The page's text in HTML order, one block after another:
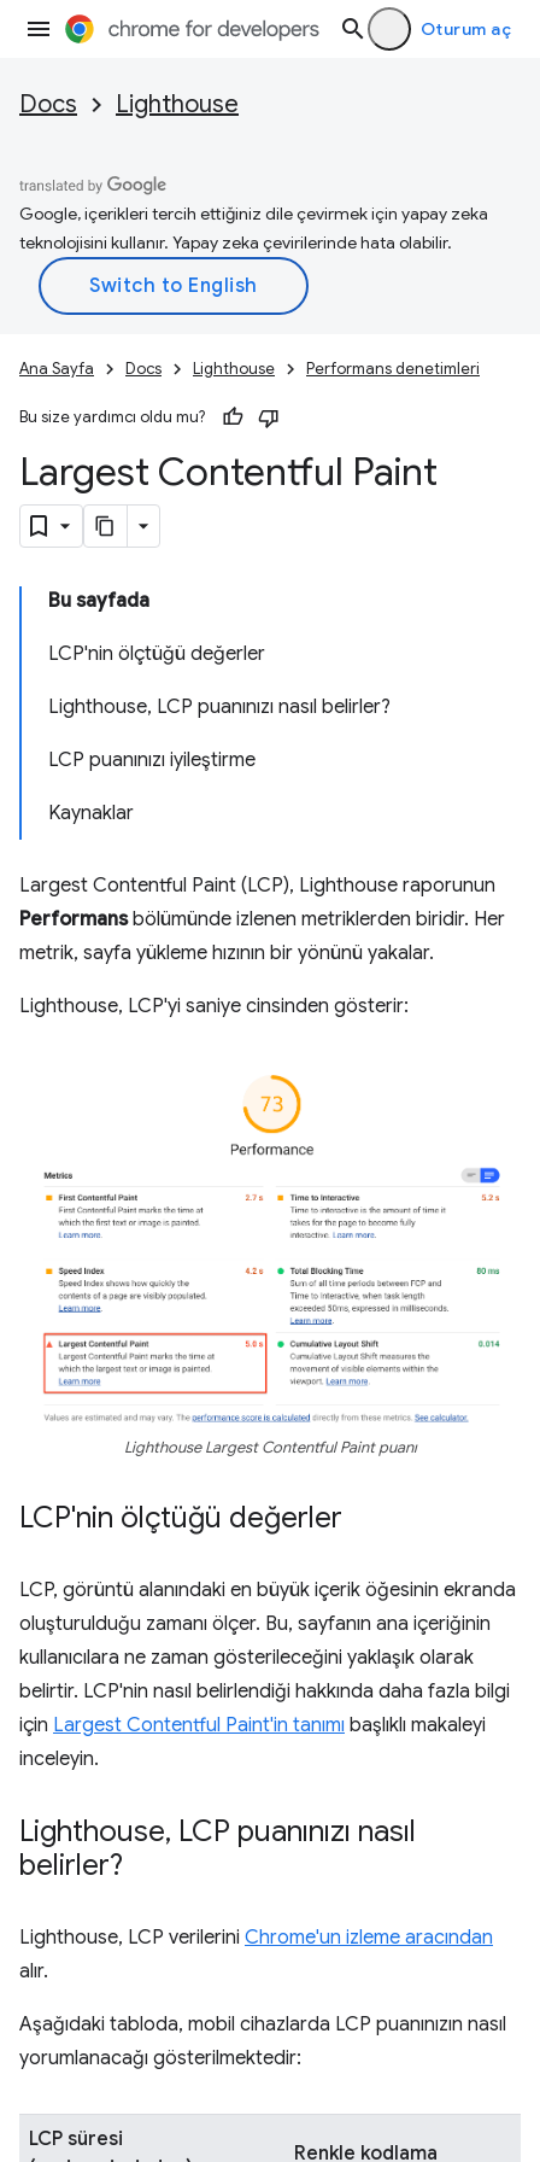
Oturum aç
Docs Lighthouse
Google, içerikleri tercih ettiğiniz dile çevirmek için yapay zeka
teknolojisini kullanır. Yapay zeka çevirilerinde hata olabilir.
Ana Sayfa Docs Lighthouse Performans denetimleri
Bu size yardımcı oldu mu?
Largest Contentful Paint
Bu sayfada
LCP'nin ölçtüğü değerler
Lighthouse, LCP puanınızı nasıl belirler?
LCP puanınızı iyileştirme
Kaynaklar
Largest Contentful Paint (LCP), Lighthouse raporunun
Performansbölümünde izlenen metriklerden biridir. Her
metrik, sayfa yükleme hızının bir yönünü yakalar.
Lighthouse, LCP'yi saniye cinsinden gösterir:
Lighthouse Largest Contentful Paint puanı
LCP'nin ölçtüğü değerler
LCP, görüntü alanındaki en büyük içerik öğesinin ekranda
oluşturulduğu zamanı ölçer. Bu, sayfanın ana içeriğinin
kullanıcılara ne zaman gösterileceğini yaklaşık olarak
belirtir. LCP'nin nasıl belirlendiği hakkında daha fazla bilgi
için Largest Contentful Paint'in tanımı başlıklı makaleyi
inceleyin.
Lighthouse, LCP puanınızı nasıl
belirler?
Lighthouse, LCP verilerini Chrome'un izleme aracından
alır.
Aşağıdaki tabloda, mobil cihazlarda LCP puanınızın nasıl
yorumlanacağı gösterilmektedir:
LCP süresi
Renkle kodlama